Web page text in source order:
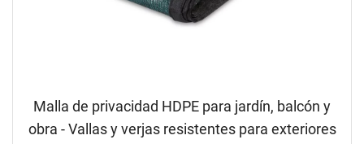
Malla de privacidad HDPE para jardín, balcón y
obra - Vallas y verjas resistentes para exteriores